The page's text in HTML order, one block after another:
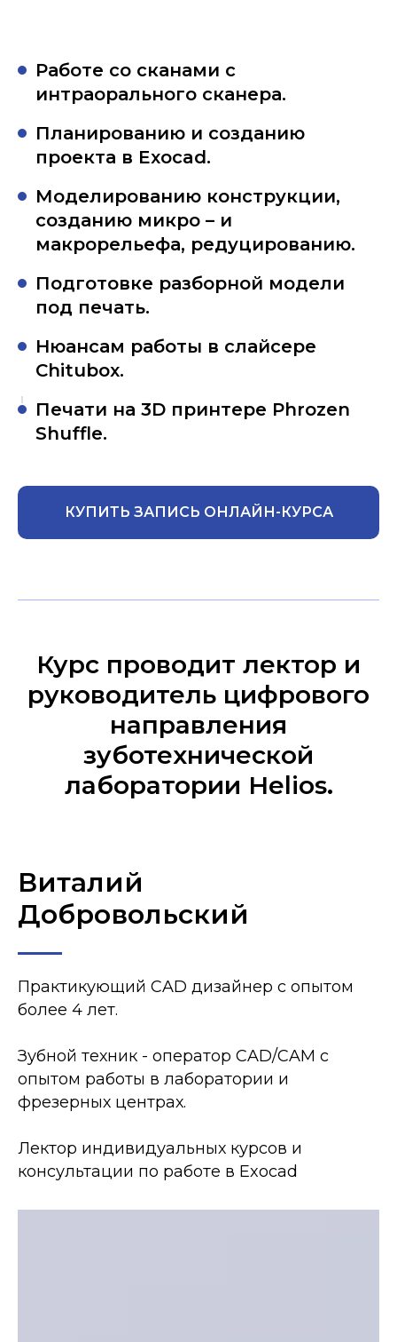
Работе со сканами с
интраорального сканера.
Планированию и созданию
проекта в Exocad.
Моделированию конструкции,
созданию микро – и
макрорельефа, редуцированию.
Подготовке разборной модели
под печать.
Нюансам работы в слайсере
Chitubox.
Печати на 3D принтере Phrozen
Shuffle.
КУПИТЬ ЗАПИСЬ ОНЛАЙН-КУРСА
Курс проводит лектор и
руководитель цифрового
направления
зуботехнической
лаборатории Helios.
Виталий
Добровольский
Практикующий CAD дизайнер с опытом
более 4 лет.
Зубной техник - оператор CAD/CAM с
опытом работы в лаборатории и
фрезерных центрах.
Лектор индивидуальных курсов и
консультации по работе в Exocad